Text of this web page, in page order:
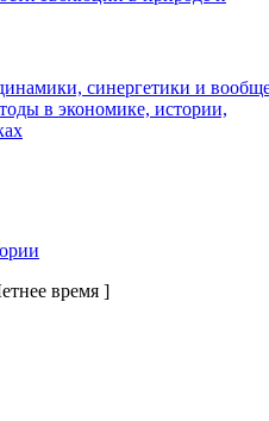
синергетики и
в экономике, истории,
время ]